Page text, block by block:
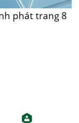
phát trang 8